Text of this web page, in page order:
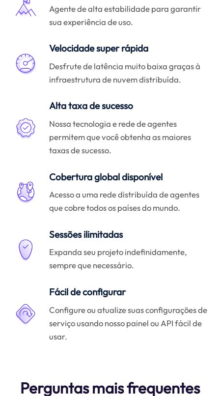
Agente de alta estabilidade para garantir
sua experiência de uso.
Velocidade super rápida
Desfrute de latência muito baixa graças à
infraestrutura de nuvem distribuída.
Alta taxa de sucesso
Nossa tecnologia e rede de agentes
permitem que você obtenha as maiores
taxas de sucesso.
Cobertura global disponível
Acesso a uma rede distribuída de agentes
que cobre todos os países do mundo.
Sessões ilimitadas
Expanda seu projeto indefinidamente,
sempre que necessário.
Fácil de configurar
Configure ou atualize suas configurações de
serviço usando nosso painel ou API fácil de
usar.
Perguntas mais frequentes